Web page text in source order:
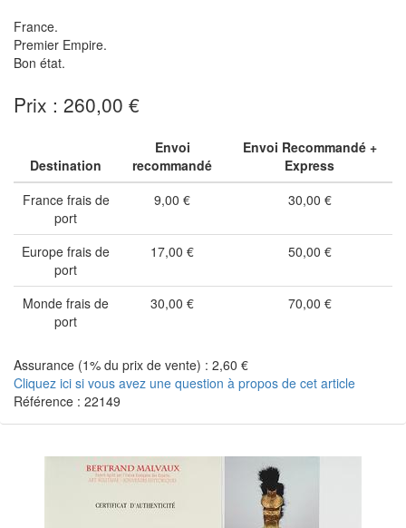
France.
Premier Empire.
Bon état.
Prix : 260,00 €
Destination
Envoi
recommandé
Envoi Recommandé +
Express
France frais de
port
9,00 € 30,00 €
Europe frais de
port
17,00 € 50,00 €
Monde frais de
port
30,00 € 70,00 €
Assurance (1% du prix de vente) : 2,60 €
Cliquez ici si vous avez une question à propos de cet article
Référence : 22149